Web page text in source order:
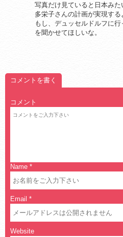
写真だけ見ていると日本みた
多栄子さんの計画が実現する
もし、デュッセルドルフに
を聞かせてほしいな。
コメントを書く
コメント
Name *
Email *
Website